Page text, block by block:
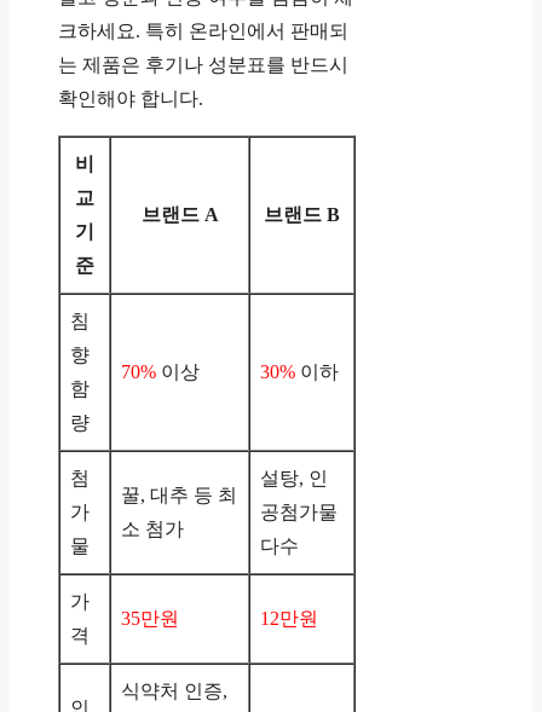
크하세요. 특히 온라인에서 판매되
는 제품은 후기나 성분표를 반드시
확인해야 합니다.
비
교
기
준
브랜드 A 브랜드 B
침
향
함
량
70% 이상 30% 이하
첨
가
물
꿀, 대추 등 최
소 첨가
설탕, 인
공첨가물
다수
가
격
35만원 12만원
인
식약처 인증,